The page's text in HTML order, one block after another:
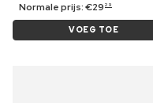
Normale prijs:€29 29
VOEG TOE